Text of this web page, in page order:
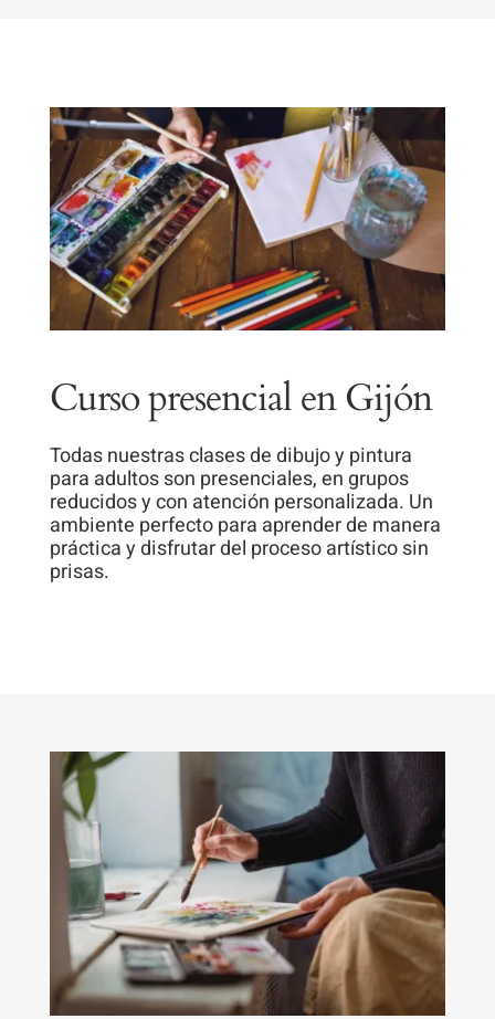
Curso presencial en Gijón
Todas nuestras clases de dibujo y pintura
para adultos son presenciales, en grupos
reducidos y con atención personalizada. Un
ambiente perfecto para aprender de manera
práctica y disfrutar del proceso artístico sin
prisas.